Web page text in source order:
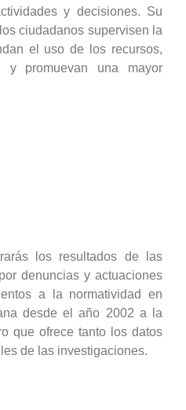
y decisiones. Su
ciudadanos supervisen la
el uso de los recursos,
y promuevan una mayor
los resultados de las
denuncias y actuaciones
a la normatividad en
desde el año 2002 a la
que ofrece tanto los datos
de las investigaciones.